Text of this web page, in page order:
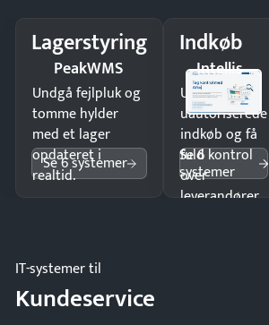
Lagerstyring
PeakWMS
Undgå fejlpluk og
tomme hylder
med et lager
opdateret i
realtid.
Se 6 systemer
Indkøb
Intellis
Undgå
uautoriserede
indkøb og få
fuld kontrol
over
leverandører
Se 6
systemer
IT-systemer til
Kundeservice